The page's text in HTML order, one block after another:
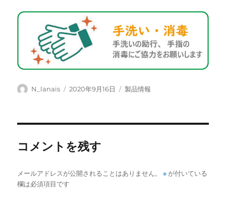
投
N_lanais
投
2020年9月16日
カ
製品情報
コメントを残す
メールアドレスが公開されることはありません。 ※ が付いている
欄は必須項目です